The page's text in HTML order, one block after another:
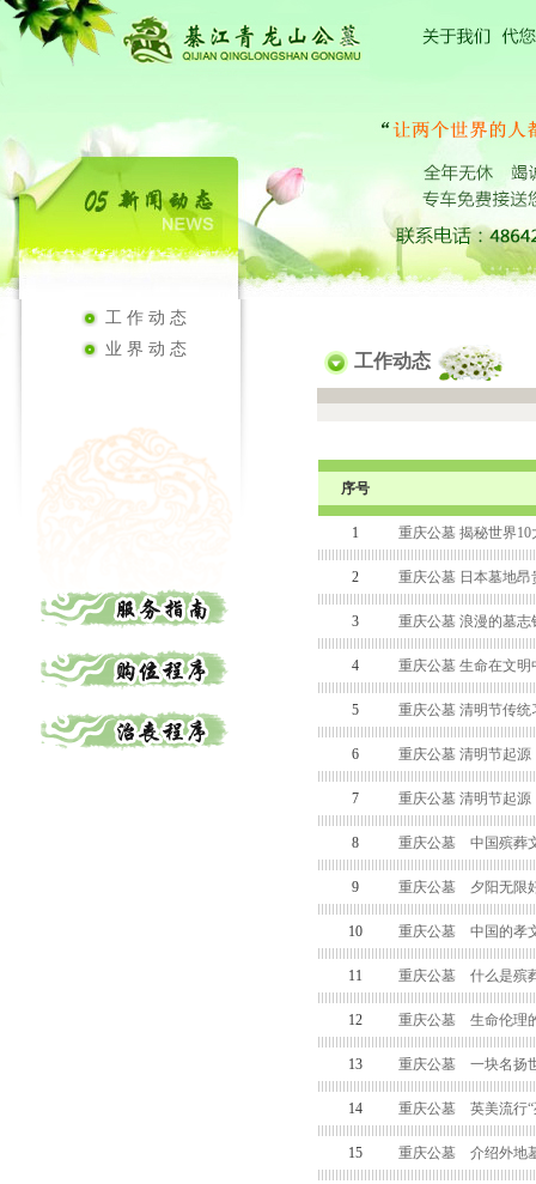
工作动态
业界动态
工作动态
序号
1 重庆公墓 揭秘世界10
2 重庆公墓 日本墓地
3 重庆公墓 浪漫的墓志
4 重庆公墓 生命在文明
5 重庆公墓 清明节传统
6 重庆公墓 清明节起源
7 重庆公墓 清明节起源
8 重庆公墓 中国殡葬
9 重庆公墓 夕阳无限
10 重庆公墓 中国的孝
11 重庆公墓 什么是殡
12 重庆公墓 生命伦理
13 重庆公墓 一块名扬
14 重庆公墓 英美流行“
15 重庆公墓 介绍外地